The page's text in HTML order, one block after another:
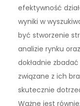
efektywność
wyniki w
być stworzenie
analizie rynku
dokładnie
związane z ich
skutecznie
Ważne jest